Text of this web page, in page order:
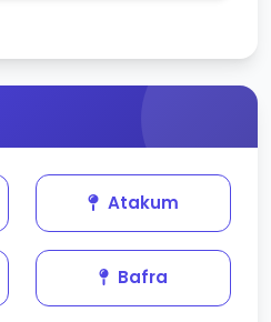
Atakum
Bafra